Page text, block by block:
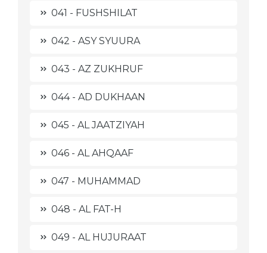
041 - FUSHSHILAT
042 - ASY SYUURA
043 - AZ ZUKHRUF
044 - AD DUKHAAN
045 - AL JAATZIYAH
046 - AL AHQAAF
047 - MUHAMMAD
048 - AL FAT-H
049 - AL HUJURAAT